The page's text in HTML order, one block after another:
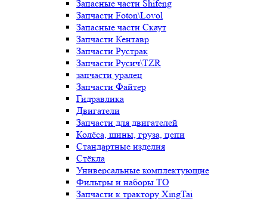
Запасные части Shifeng
Запчасти Foton\Lovol
Запасные части Скаут
Запчасти Кентавр
Запчасти Рустрак
Запчасти Русич\TZR
запчасти уралец
Запчасти Файтер
Гидравлика
Двигатели
Запчасти для двигателей
Колёса, шины, груза, цепи
Стандартные изделия
Стёкла
Универсальные комплектующие
Фильтры и наборы ТО
Запчасти к трактору XingTai